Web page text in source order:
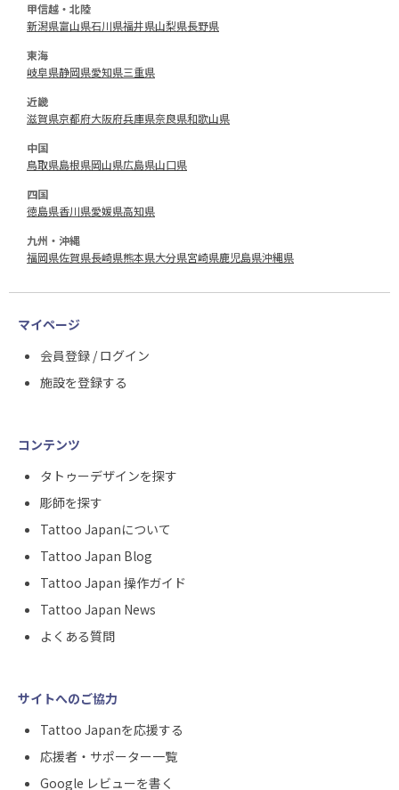
甲信越・北陸
新潟県富山県石川県福井県山梨県長野県
東海
岐阜県静岡県愛知県三重県
近畿
滋賀県京都府大阪府兵庫県奈良県和歌山県
中国
鳥取県島根県岡山県広島県山口県
四国
徳島県香川県愛媛県高知県
九州・沖縄
福岡県佐賀県長崎県熊本県大分県宮崎県鹿児島県沖縄県
マイページ
会員登録 / ログイン
施設を登録する
コンテンツ
タトゥーデザインを探す
彫師を探す
Tattoo Japanについて
Tattoo Japan Blog
Tattoo Japan 操作ガイド
Tattoo Japan News
よくある質問
サイトへのご協力
Tattoo Japanを応援する
応援者・サポーター一覧
Google レビューを書く